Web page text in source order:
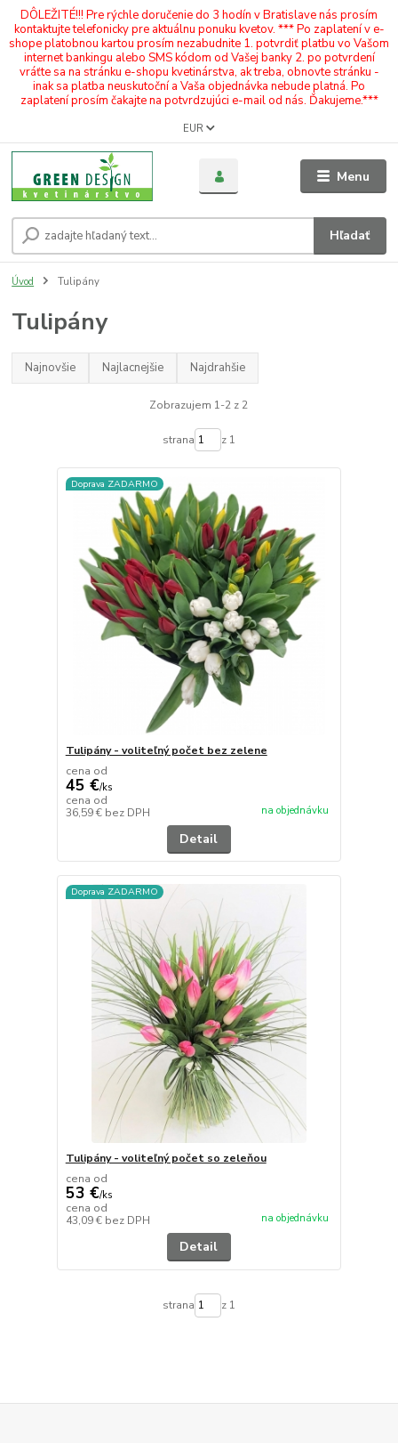
DÔLEŽITÉ!!! Pre rýchle doručenie do 3 hodín v Bratislave nás prosím
kontaktujte telefonicky pre aktuálnu ponuku kvetov. *** Po zaplatení v e-
shope platobnou kartou prosím nezabudnite 1. potvrdiť platbu vo Vašom
internet bankingu alebo SMS kódom od Vašej banky 2. po potvrdení
vráťte sa na stránku e-shopu kvetinárstva, ak treba, obnovte stránku -
inak sa platba neuskutoční a Vaša objednávka nebude platná. Po
zaplatení prosím čakajte na potvrdzujúci e-mail od nás. Ďakujeme.***
Menu
EUR
Hľadať
Úvod Tulipány
Tulipány
Najnovšie Najlacnejšie Najdrahšie
Zobrazujem 1-2 z 2
strana z 1
Doprava ZADARMO
Tulipány - voliteľný počet bez zelene
cena od
45 €/ks
cena od
36,59 € bez DPH na objednávku
Detail
Doprava ZADARMO
Tulipány - voliteľný počet so zeleňou
cena od
53 €/ks
cena od
43,09 € bez DPH na objednávku
Detail
strana z 1